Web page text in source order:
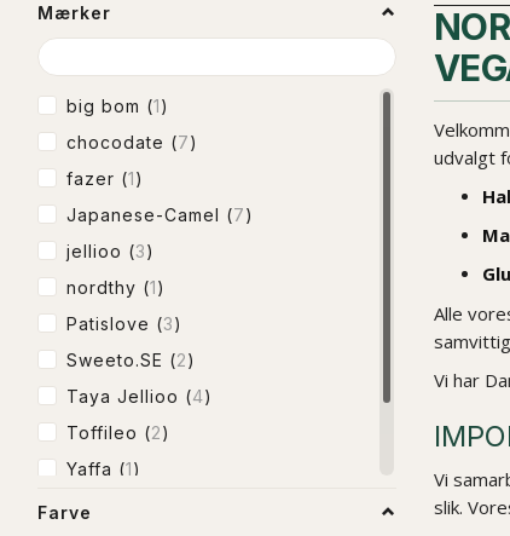
Mærker
big bom (1)
chocodate (7)
fazer (1)
Japanese-Camel (7)
jellioo (3)
nordthy (1)
Patislove (3)
Sweeto.SE (2)
Taya Jellioo (4)
Toffileo (2)
Yaffa (1)
Yaffa (Premium)
Farve
udvalgt
Alle
Vi har
Vi
slik.